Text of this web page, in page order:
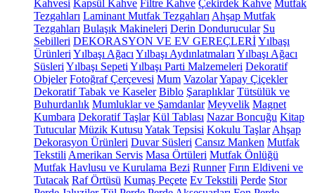
Kahvesi Kapsül Kahve Filtre Kahve Çekirdek Kahve Mutfak
Tezgahları Laminant Mutfak Tezgahları Ahşap Mutfak
Tezgahları Bulaşık Makineleri Derin Dondurucular Su
Sebilleri DEKORASYON VE EV GEREÇLERİYılbaşı
Ürünleri Yılbaşı Ağacı Yılbaşı Aydınlatmaları Yılbaşı Ağacı
Süsleri Yılbaşı Sepeti Yılbaşı Parti Malzemeleri Dekoratif
Objeler Fotoğraf Çerçevesi Mum VazolarYapay Çiçekler
Dekoratif Tabak ve Kaseler Biblo Şaraplıklar Tütsülük ve
Buhurdanlık Mumluklar ve Şamdanlar Meyvelik Magnet
Kumbara Dekoratif Taşlar Kül Tablası Nazar Boncuğu Kitap
Tutucular Müzik Kutusu Yatak Tepsisi Kokulu Taşlar Ahşap
Dekorasyon Ürünleri Duvar Süsleri Cansız Manken Mutfak
Tekstili Amerikan Servis Masa Örtüleri Mutfak Önlüğü
Mutfak Havlusu ve Kurulama Bezi Runner Fırın Eldiveni ve
Tutacak Raf Örtüsü Kumaş Peçete Ev Tekstili Perde Stor